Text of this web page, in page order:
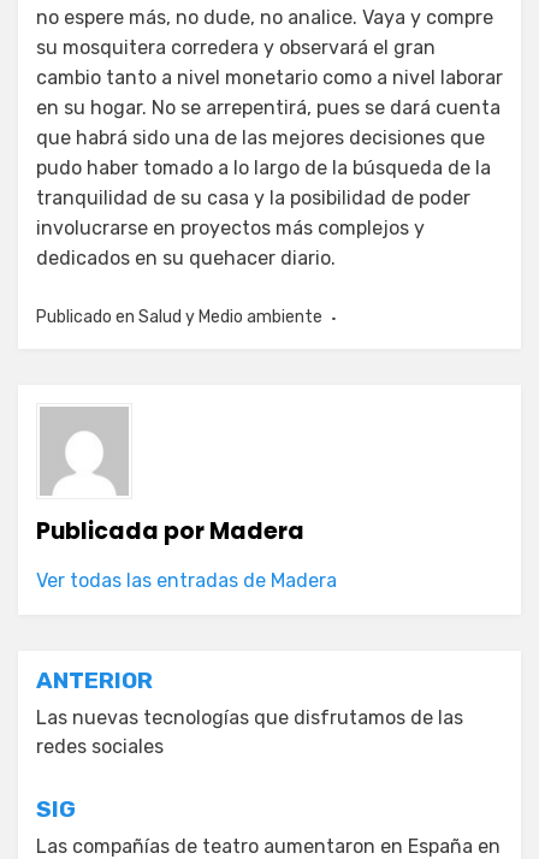
no espere más, no dude, no analice. Vaya y compre
su mosquitera corredera y observará el gran
cambio tanto a nivel monetario como a nivel laborar
en su hogar. No se arrepentirá, pues se dará cuenta
que habrá sido una de las mejores decisiones que
pudo haber tomado a lo largo de la búsqueda de la
tranquilidad de su casa y la posibilidad de poder
involucrarse en proyectos más complejos y
dedicados en su quehacer diario.
Publicado en Salud y Medio ambiente
Publicada porMadera
Ver todas las entradas de Madera
Navegación
de
entradas
ANTERIOR
Las nuevas tecnologías que disfrutamos de las
redes sociales
SIG
Las compañías de teatro aumentaron en España en